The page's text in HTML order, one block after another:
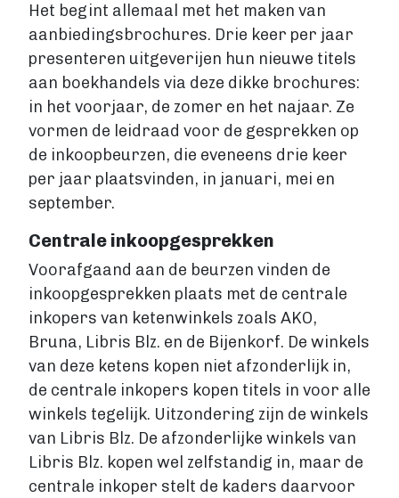
Boek schrijven
BOEK SCHRIJVEN
Boek redigeren
BOEK MAKEN
Boek maken
Zakelijk boek
Lifestyle boek
Kennis boek
Luisterboek
ZAKELIJK
Zakelijk boek
Coachingboek
Marketingboek
LIFESTYLE
Lifestyle
Biografie
Dagboek
Gezondheidsboek
Kookboek
Het begint allemaal met het maken van
aanbiedingsbrochures. Drie keer per jaar
presenteren uitgeverijen hun nieuwe titels
aan boekhandels via deze dikke brochures:
in het voorjaar, de zomer en het najaar. Ze
vormen de leidraad voor de gesprekken op
de inkoopbeurzen, die eveneens drie keer
per jaar plaatsvinden, in januari, mei en
september.
Centrale inkoopgesprekken
Voorafgaand aan de beurzen vinden de
inkoopgesprekken plaats met de centrale
inkopers van ketenwinkels zoals AKO,
Bruna, Libris Blz. en de Bijenkorf. De winkels
van deze ketens kopen niet afzonderlijk in,
de centrale inkopers kopen titels in voor alle
winkels tegelijk. Uitzondering zijn de winkels
van Libris Blz. De afzonderlijke winkels van
Libris Blz. kopen wel zelfstandig in, maar de
centrale inkoper stelt de kaders daarvoor